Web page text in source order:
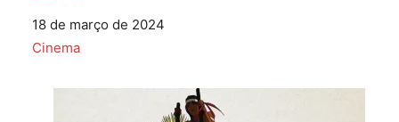
Data
18 de março de 2024
Em relação a
Cinema